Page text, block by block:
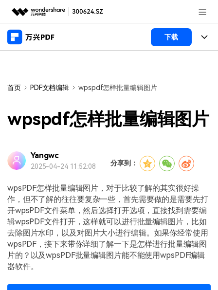
推荐产品
新闻中心
帮助中心
客服热线：4000-300624
下载
桌面端
万兴PDF Mac版
万兴PDF 安卓版
万兴PDF iOS版
PDF开发工具
万兴PDF SDK
申请试用
功能
PDF编辑器
PDF合并工具
PDF加密
PDF文件压缩
PDF签名
PDF批量工具
PDF提取页面
企业采购
经销商招募
产品支持
常见问题
产品信息
更新日志
下载中心
产品资讯
首页 PDF文档编辑 wpspdf怎样批量编辑图片
wpspdf怎样批量编辑图片
Yangwc
2025-04-24 11:52:08 分享到：
wpsPDF怎样批量编辑图片，对于比较了解的其实很好操
作，但不了解的往往要复杂一些，首先需要做的是需要先打
开wpsPDF文件菜单，然后选择打开选项，直接找到需要编
辑wpsPDF文件打开，这样就可以进行批量编辑图片，比如
去除图片水印，以及对图片大小进行编辑。如果你经常使用
wpsPDF，接下来带你详细了解一下是怎样进行批量编辑图
片的？以及wpsPDF批量编辑图片能不能使用wpsPDF编辑
器软件。